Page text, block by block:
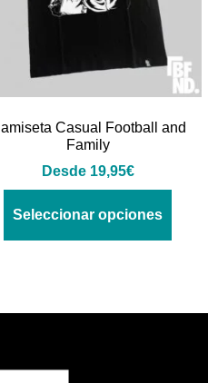
Casual Football and
Family
Desde 19,95€
Seleccionar opciones